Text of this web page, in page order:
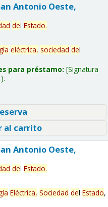
Antonio Oeste,
del Estado.
eléctrica, sociedad del
para préstamo: Signatura
al carrito
Antonio Oeste,
del Estado.
Eléctrica, Sociedad del Estado,